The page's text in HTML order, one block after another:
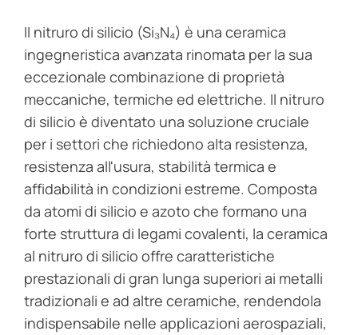
Il nitruro di silicio (Si₃N₄) è una ceramica
ingegneristica avanzata rinomata per la sua
eccezionale combinazione di proprietà
meccaniche, termiche ed elettriche. Il nitruro
di silicio è diventato una soluzione cruciale
per i settori che richiedono alta resistenza,
resistenza all'usura, stabilità termica e
affidabilità in condizioni estreme. Composta
da atomi di silicio e azoto che formano una
forte struttura di legami covalenti, la ceramica
al nitruro di silicio offre caratteristiche
prestazionali di gran lunga superiori ai metalli
tradizionali e ad altre ceramiche, rendendola
indispensabile nelle applicazioni aerospaziali,